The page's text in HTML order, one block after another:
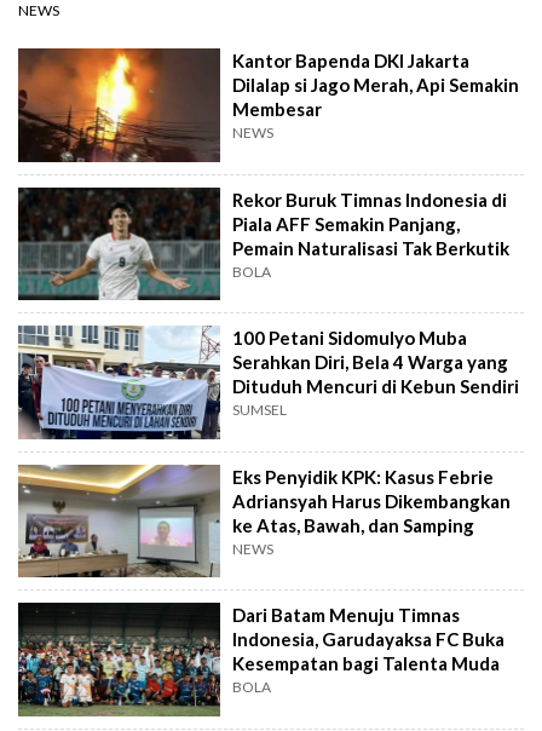
NEWS
Kantor Bapenda DKI Jakarta
Dilalap si Jago Merah, Api Semakin
Membesar
NEWS
Rekor Buruk Timnas Indonesia di
Piala AFF Semakin Panjang,
Pemain Naturalisasi Tak Berkutik
BOLA
100 Petani Sidomulyo Muba
Serahkan Diri, Bela 4 Warga yang
Dituduh Mencuri di Kebun Sendiri
SUMSEL
Eks Penyidik KPK: Kasus Febrie
Adriansyah Harus Dikembangkan
ke Atas, Bawah, dan Samping
NEWS
Dari Batam Menuju Timnas
Indonesia, Garudayaksa FC Buka
Kesempatan bagi Talenta Muda
BOLA